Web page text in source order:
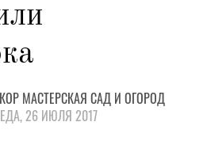
МАСТЕРСКАЯ САД И ОГОРОД
26 ИЮЛЯ 2017